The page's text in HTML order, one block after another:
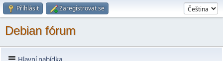
Přihlásit Zaregistrovat se
Debian fórum